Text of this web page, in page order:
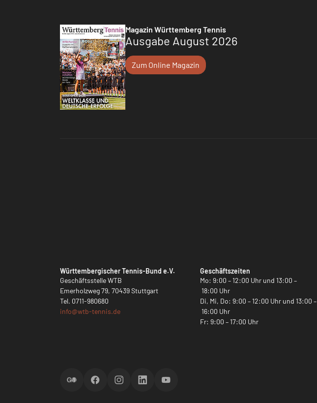
Magazin Württemberg Tennis
Ausgabe August 2026
Zum Online Magazin
Württembergischer Tennis-Bund e.V.
Geschäftsstelle WTB
Emerholzweg 79, 70439 Stuttgart
Tel. 0711-980680
info@wtb-tennis.de
Geschäftszeiten
Mo: 9:00 – 12:00 Uhr und 13:00 –
18:00 Uhr
Di, Mi, Do: 9:00 – 12:00 Uhr und 13:00 –
16:00 Uhr
Fr: 9:00 – 17:00 Uhr
ScoreGOFacebookInstagramLinkedInYouTube